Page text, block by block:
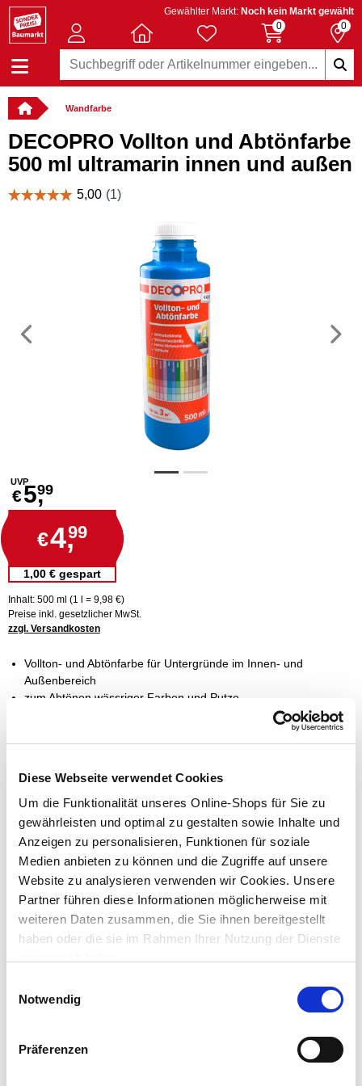
Diese Webseite verwendet Cookies
Um die Funktionalität unseres Online-Shops für Sie zu
gewährleisten und optimal zu gestalten sowie Inhalte und
Anzeigen zu personalisieren, Funktionen für soziale
Medien anbieten zu können und die Zugriffe auf unsere
Website zu analysieren verwenden wir Cookies. Unsere
Partner führen diese Informationen möglicherweise mit
weiteren Daten zusammen, die Sie ihnen bereitgestellt
haben oder die sie im Rahmen Ihrer Nutzung der Dienste
Notwendig
Präferenzen
Gewählter Markt: Noch kein Markt gewählt
0
0
Wandfarbe
DECOPRO Vollton und Abtönfarbe
500 ml ultramarin innen und außen
Vorheriges
UVP
€5,99
€4,99
1,00 € gespart
Inhalt: 500 ml (1 l = 9,98 €)
Preise inkl. gesetzlicher MwSt.
zzgl. Versandkosten
Vollton- und Abtönfarbe für Untergründe im Innen- und
Außenbereich
zum Abtönen wässriger Farben und Putze
für moderne Wandgestaltung und kreative Anstrichtechniken
Lieferung nach Hause
Verfügbarkeit online: Nur noch 3 auf Lager
Um Abholung im Markt nutzen zu können, wähle zunächst
einen Markt
Verfügbarkeit:
Jetzt prüfen und Markt auswählen
Menge